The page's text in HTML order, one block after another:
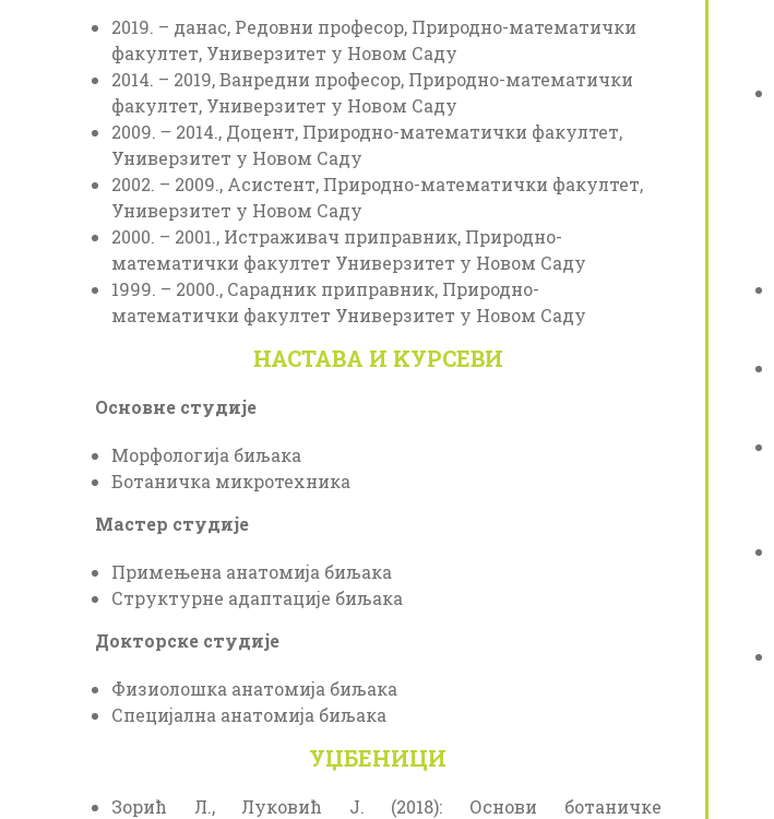
2019. – данас, Редовни професор, Природно-математички
факултет, Универзитет у Новом Саду
2014. – 2019, Ванредни професор, Природно-математички
факултет, Универзитет у Новом Саду
2009. – 2014., Доцент, Природно-математички факултет,
Универзитет у Новом Саду
2002. – 2009., Асистент, Природно-математички факултет,
Универзитет у Новом Саду
2000. – 2001., Истраживач приправник, Природно-
математички факултет Универзитет у Новом Саду
1999. – 2000., Сарадник приправник, Природно-
математички факултет Универзитет у Новом Саду
НАСТАВА И KУРСЕВИ
Основне студије
Морфологија биљака
Ботаничка микротехника
Мастер студије
Примењена анатомија биљака
Структурне адаптације биљака
Докторске студије
Физиолошка анатомија биљака
Специјална анатомија биљака
УЏБЕНИЦИ
Зорић Л., Луковић Ј. (2018): Основи ботаничке